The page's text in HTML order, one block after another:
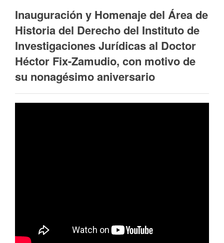
Inauguración y Homenaje del Área de
Historia del Derecho del Instituto de
Investigaciones Jurídicas al Doctor
Héctor Fix-Zamudio, con motivo de
su nonagésimo aniversario